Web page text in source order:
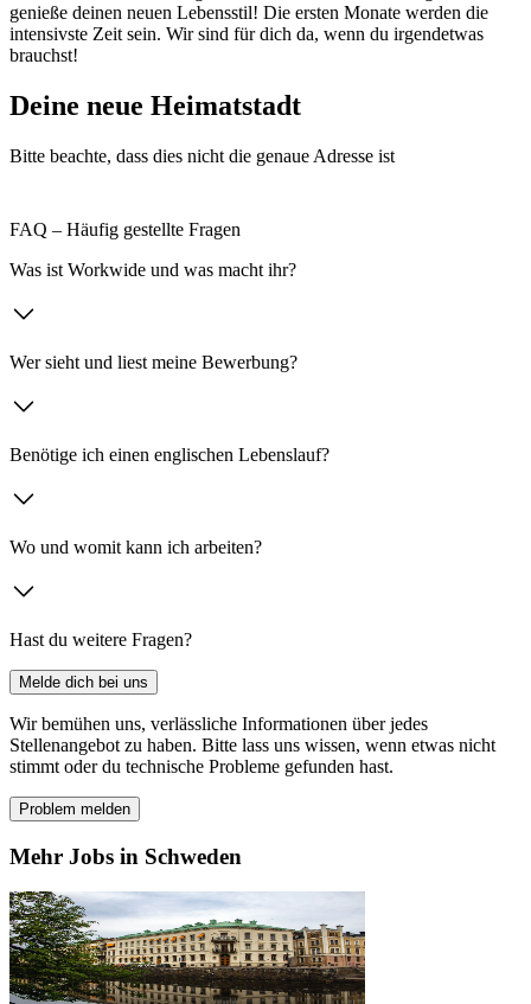
genieße deinen neuen Lebensstil! Die ersten Monate werden die
intensivste Zeit sein. Wir sind für dich da, wenn du irgendetwas
brauchst!
Deine neue Heimatstadt
Bitte beachte, dass dies nicht die genaue Adresse ist
FAQ – Häufig gestellte Fragen
Was ist Workwide und was macht ihr?
Wer sieht und liest meine Bewerbung?
Benötige ich einen englischen Lebenslauf?
Wo und womit kann ich arbeiten?
Hast du weitere Fragen?
Melde dich bei uns
Wir bemühen uns, verlässliche Informationen über jedes
Stellenangebot zu haben. Bitte lass uns wissen, wenn etwas nicht
stimmt oder du technische Probleme gefunden hast.
Problem melden
Mehr Jobs in Schweden